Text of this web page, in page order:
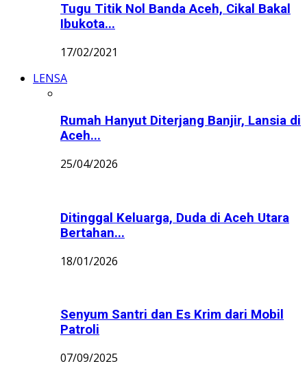
Tugu Titik Nol Banda Aceh, Cikal Bakal
Ibukota...
17/02/2021
LENSA
Rumah Hanyut Diterjang Banjir, Lansia di
Aceh...
25/04/2026
Ditinggal Keluarga, Duda di Aceh Utara
Bertahan...
18/01/2026
Senyum Santri dan Es Krim dari Mobil
Patroli
07/09/2025